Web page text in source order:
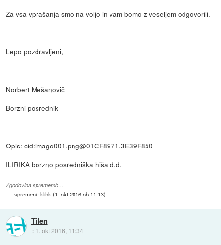
Za vsa vprašanja smo na voljo in vam bomo z veseljem odgovorili.
Lepo pozdravljeni,
Norbert Mešanovič
Borzni posrednik
Opis: cid:image001.png@01CF8971.3E39F850
ILIRIKA borzno posredniška hiša d.d.
Zgodovina sprememb…
spremenil:klihk (1. okt 2016 ob 11:13)
Tilen
:: 1. okt 2016, 11:34